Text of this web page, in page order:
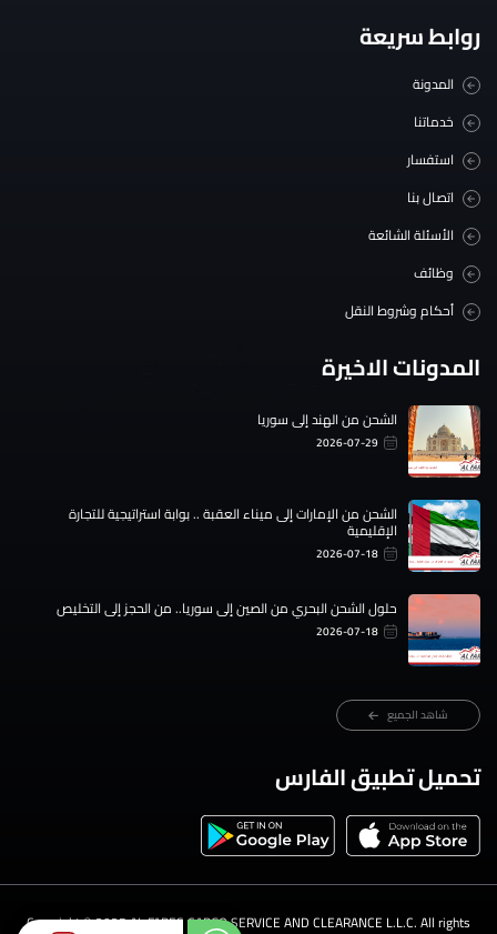
روابط سريعة
المدونة
خدماتنا
استفسار
اتصال بنا
الأسئلة الشائعة
وظائف
أحكام وشروط النقل
المدونات الاخيرة
الشحن من الهند إلى سوريا
2026-07-29
الشحن من الإمارات إلى ميناء العقبة .. بوابة استراتيجية للتجارة
الإقليمية
2026-07-18
حلول الشحن البحري من الصين إلى سوريا.. من الحجز إلى التخليص
2026-07-18
شاهد الجميع
تحميل تطبيق الفارس
Copyright ©️ 2025 AL FARES CARGO SERVICE AND CLEARANCE L.L.C. All rights